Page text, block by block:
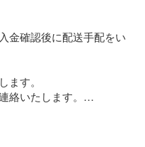
金確認後に配送手配をい
す。
いたします。